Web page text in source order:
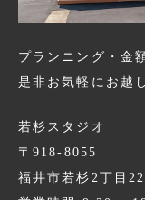
プランニング・金
是非お気軽にお越
若杉スタジオ
〒918-8055
福井市若杉2丁目